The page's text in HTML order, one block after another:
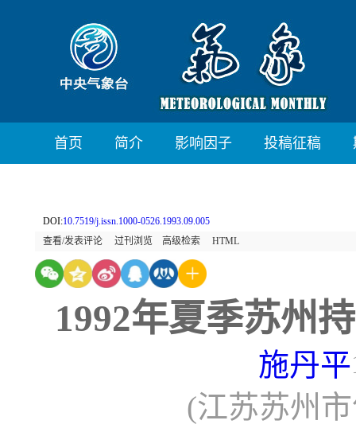
首页 简介 影响因子 投稿征稿
DOI:10.7519/j.issn.1000-0526.1993.09.005
查看/发表评论
过刊浏览 高级检索 HTML
1992年夏季苏州
施丹平
(江苏苏州